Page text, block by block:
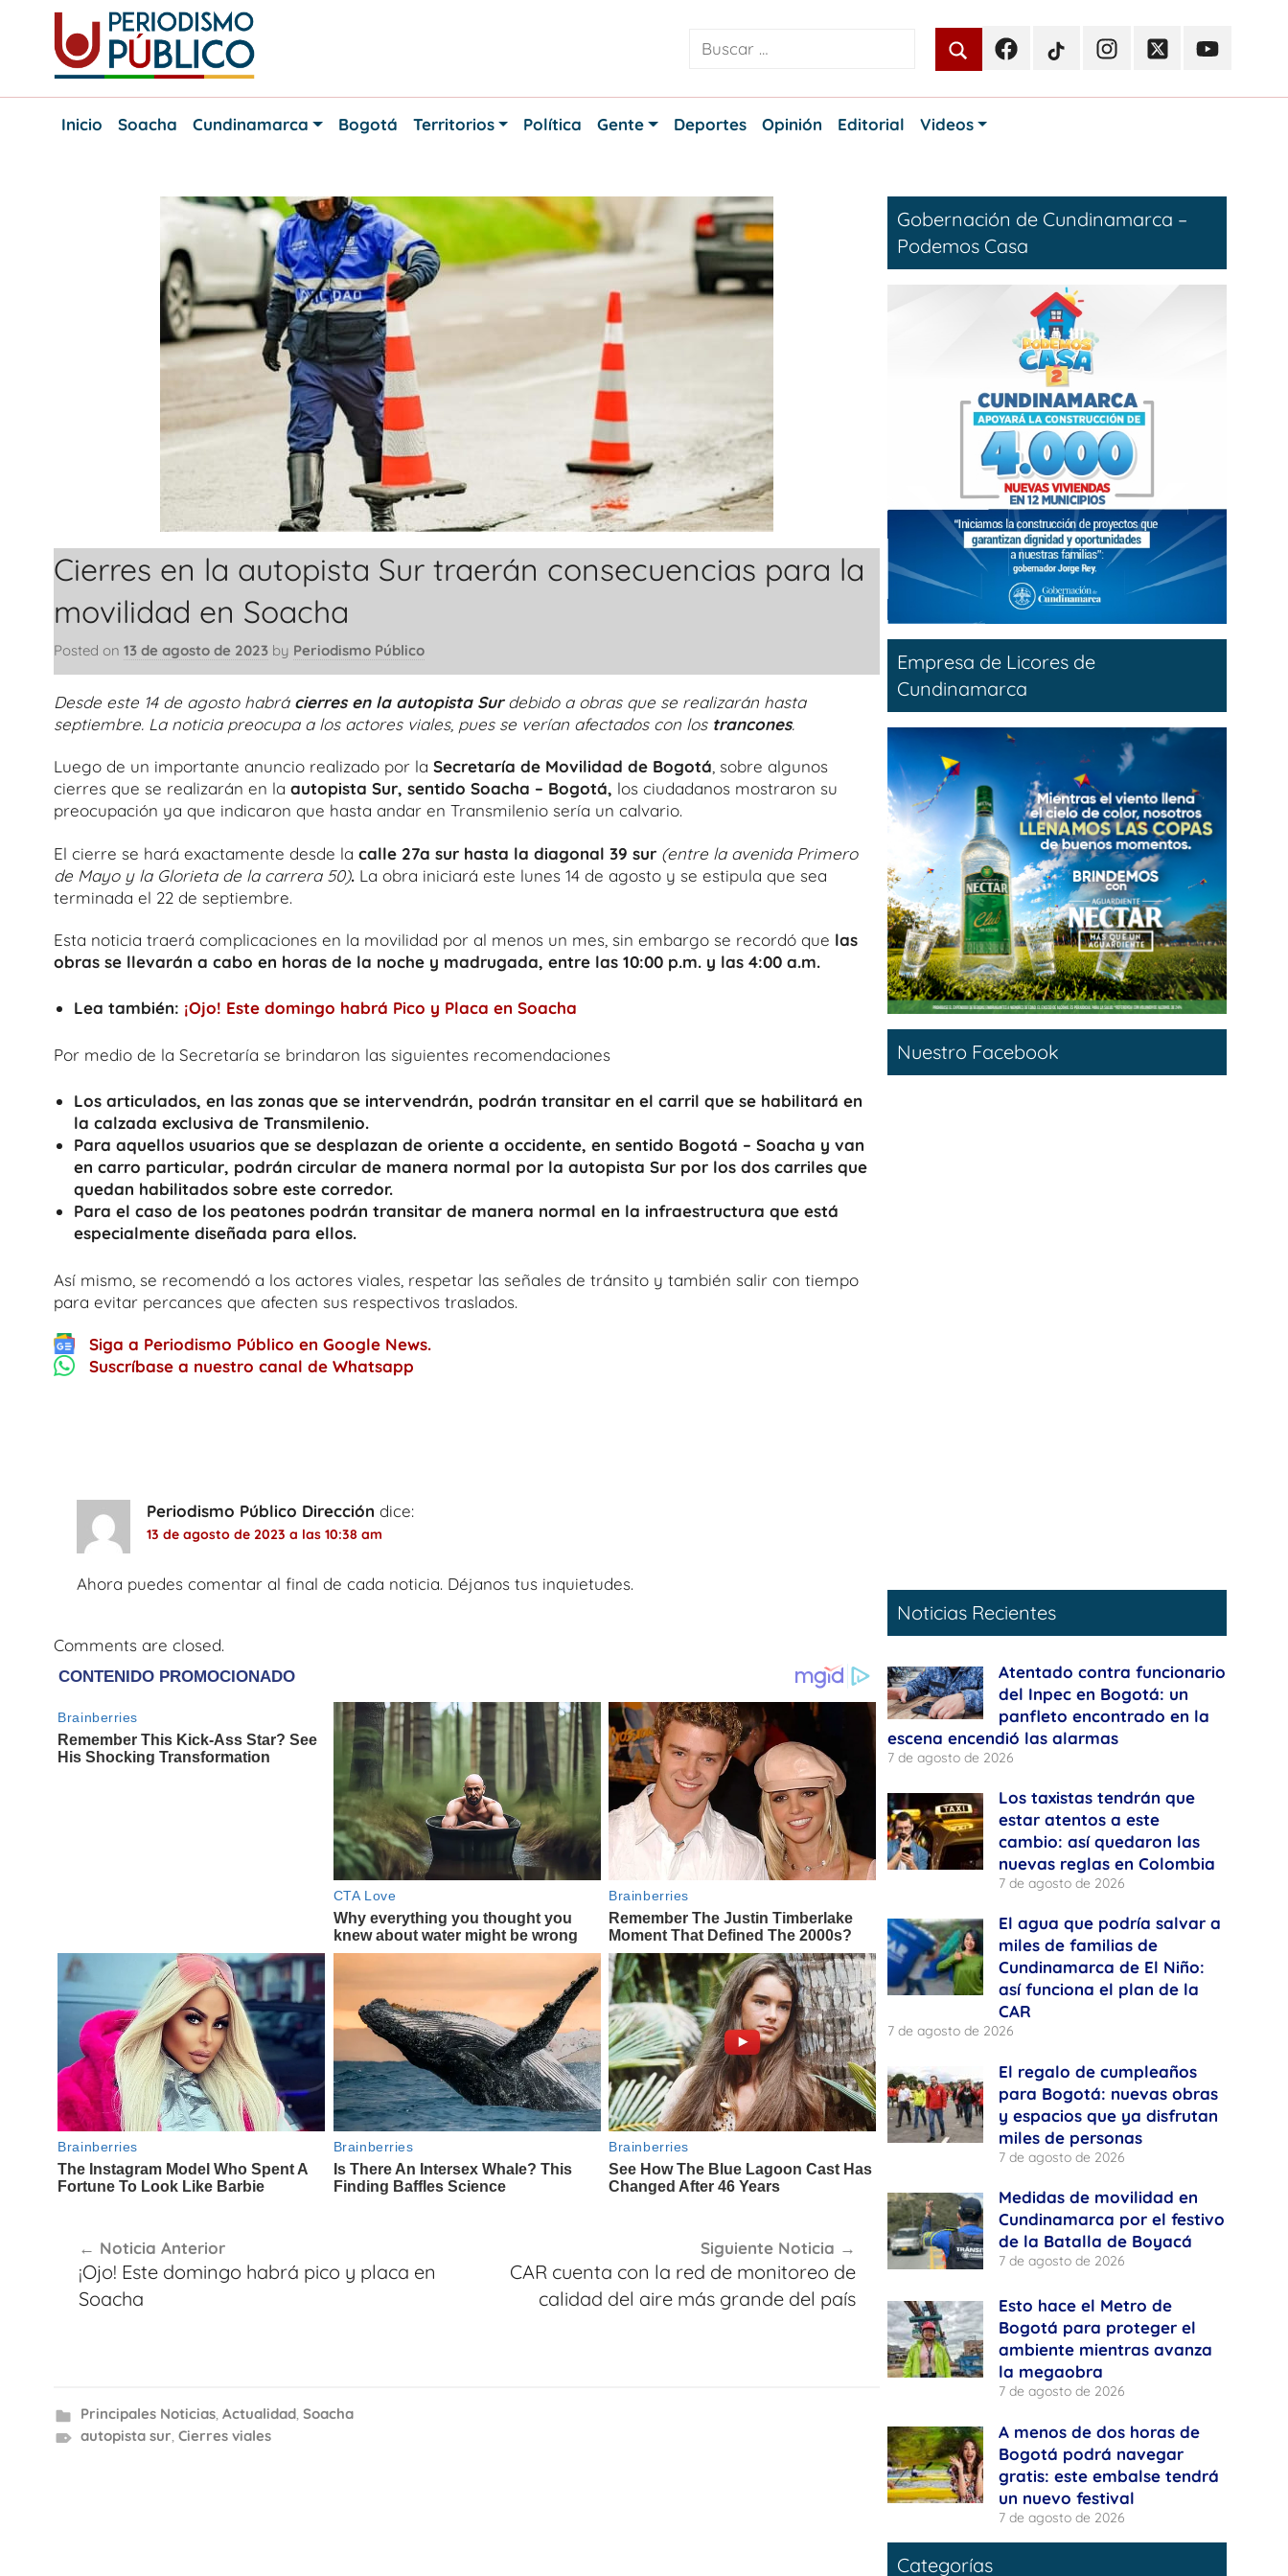
content
Periodismo
Noticias
FacebookTikTokInstagramTwitterYoutube
Inicio
Soacha Cundinamarca Bogotá Territorios Política Gente Deportes Opinión Editorial Videos
Cierres en la autopista Sur traerán consecuencias para la
movilidad en Soacha
Posted on 13 de agosto de 2023 by Periodismo Público
Desde este 14 de agosto habrá cierres en la autopista Surdebido a obras que se realizarán hasta
septiembre. La noticia preocupa a los actores viales, pues se verían afectados con lostrancones.
Luego de un importante anuncio realizado por la Secretaría de Movilidad de Bogotá, sobre algunos
cierres que se realizarán en la autopista Sur, sentido Soacha – Bogotá, los ciudadanos mostraron su
preocupación ya que indicaron que hasta andar en Transmilenio sería un calvario.
El cierre se hará exactamente desde la calle 27a sur hasta la diagonal 39 sur (entre la avenida Primero
de Mayo y la Glorieta de la carrera 50). La obra iniciará este lunes 14 de agosto y se estipula que sea
terminada el 22 de septiembre.
Esta noticia traerá complicaciones en la movilidad por al menos un mes, sin embargo se recordó que las
obras se llevarán a cabo en horas de la noche y madrugada, entre las 10:00 p.m. y las 4:00 a.m.
Lea también: ¡Ojo! Este domingo habrá Pico y Placa en Soacha
Por medio de la Secretaría se brindaron las siguientes recomendaciones
Los articulados, en las zonas que se intervendrán, podrán transitar en el carril que se habilitará en
la calzada exclusiva de Transmilenio.
Para aquellos usuarios que se desplazan de oriente a occidente, en sentido Bogotá – Soacha y van
en carro particular, podrán circular de manera normal por la autopista Sur por los dos carriles que
quedan habilitados sobre este corredor.
Para el caso de los peatones podrán transitar de manera normal en la infraestructura que está
especialmente diseñada para ellos.
Así mismo, se recomendó a los actores viales, respetar las señales de tránsito y también salir con tiempo
para evitar percances que afecten sus respectivos traslados.
Siga a Periodismo Público en Google News.
Suscríbase a nuestro canal de Whatsapp
Periodismo Público Dirección dice:
13 de agosto de 2023 a las 10:38 am
Ahora puedes comentar al final de cada noticia. Déjanos tus inquietudes.
Comments are closed.
de
entradas
Noticia Anterior
¡Ojo! Este domingo habrá pico y placa en
Soacha
Siguiente Noticia
CAR cuenta con la red de monitoreo de
calidad del aire más grande del país
Principales Noticias, Actualidad, Soacha
autopista sur, Cierres viales
Gobernación de Cundinamarca –
Podemos Casa
Empresa de Licores de
Cundinamarca
Nuestro Facebook
Noticias Recientes
Atentado contra funcionario
del Inpec en Bogotá: un
panfleto encontrado en la
escena encendió las alarmas
7 de agosto de 2026
Los taxistas tendrán que
estar atentos a este
cambio: así quedaron las
nuevas reglas en Colombia
7 de agosto de 2026
El agua que podría salvar a
miles de familias de
Cundinamarca de El Niño:
así funciona el plan de la
CAR
7 de agosto de 2026
El regalo de cumpleaños
para Bogotá: nuevas obras
y espacios que ya disfrutan
miles de personas
7 de agosto de 2026
Medidas de movilidad en
Cundinamarca por el festivo
de la Batalla de Boyacá
7 de agosto de 2026
Esto hace el Metro de
Bogotá para proteger el
ambiente mientras avanza
la megaobra
7 de agosto de 2026
A menos de dos horas de
Bogotá podrá navegar
gratis: este embalse tendrá
un nuevo festival
7 de agosto de 2026
Categorías